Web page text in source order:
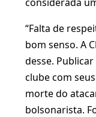
“Falta de
bom senso. A
desse.
clube com
morte do
bolsonarista.